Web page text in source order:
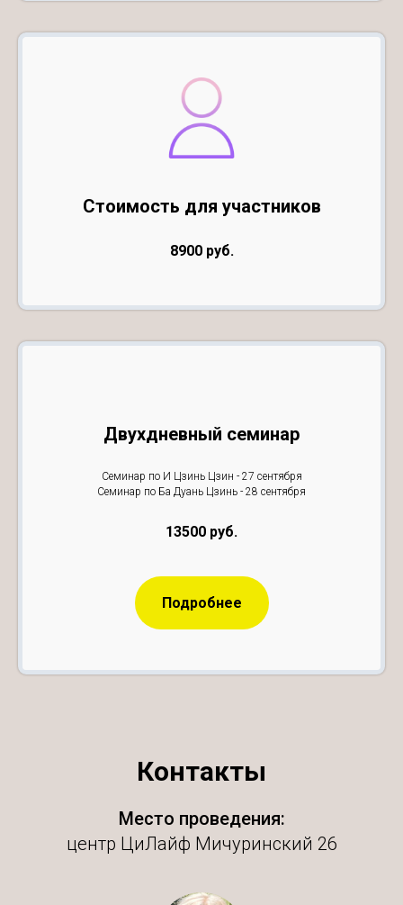
Стоимость для участников
8900 руб.
Двухдневный семинар
Семинар по И Цзинь Цзин - 27 сентября
Семинар по Ба Дуань Цзинь - 28 сентября
13500 руб.
Подробнее
Контакты
Место проведения:
центр ЦиЛайф Мичуринский 26